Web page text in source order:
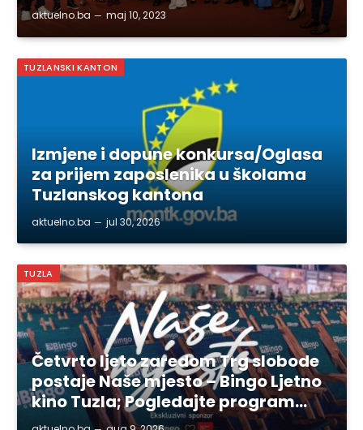
aktuelno.ba maj 10, 2023
TUZLANSKI KANTON
Izmjene i dopune konkursa/Oglasa
za prijem zaposlenika u školama
Tuzlanskog kantona
aktuelno.ba jul 30, 2026
TUZLA
Četvrto ljeto zaredom Trg slobode
postaje Naše mjesto – Bingo Ljetno
kino Tuzla; Pogledajte program…